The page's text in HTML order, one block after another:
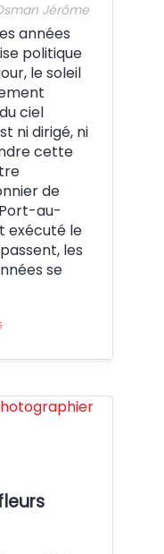
Jérôme
années
politique
le soleil
ciel
ni dirigé, ni
cette
de
au-
exécuté le
les
se